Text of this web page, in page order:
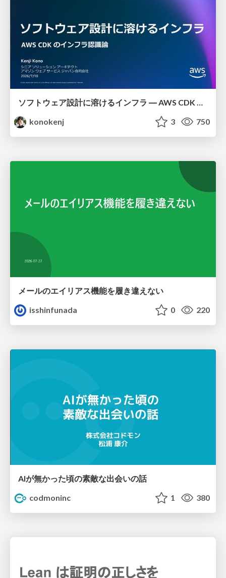
ソフトウェア設計に溶けるインフラ ― AWS CDK のインフラ認識論
konokenj
3 750
メールのエイリアス機能を履き違えない
isshinfunada
0 220
AIが無かった頃の素敵な出会いの話
codmoninc
1 380